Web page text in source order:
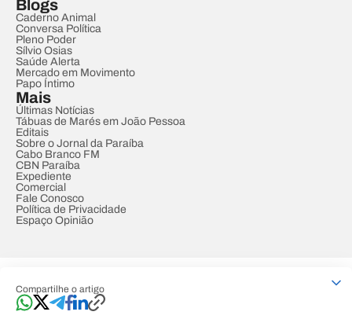
Compartilhe o artigo
Blogs
Caderno Animal
Conversa Política
Pleno Poder
Sílvio Osias
Saúde Alerta
Mercado em Movimento
Papo Íntimo
Mais
Últimas Notícias
Tábuas de Marés em João Pessoa
Editais
Sobre o Jornal da Paraíba
Cabo Branco FM
CBN Paraíba
Expediente
Comercial
Fale Conosco
Política de Privacidade
Espaço Opinião
Developed by Designed by